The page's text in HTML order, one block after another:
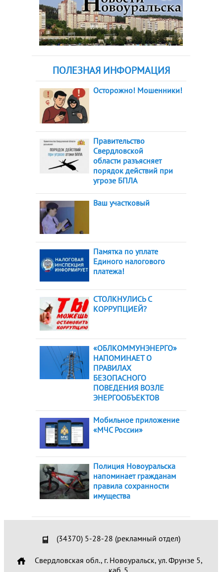
ПОЛЕЗНАЯ ИНФОРМАЦИЯ
Осторожно! Мошенники!
Правительство
Свердловской
области разъясняет
порядок действий при
угрозе БПЛА
Ваш участковый
Памятка по уплате
Единого налогового
платежа!
СТОЛКНУЛИСЬ С
КОРРУПЦИЕЙ?
«ОБЛКОММУНЭНЕРГО»
НАПОМИНАЕТ О
ПРАВИЛАХ
БЕЗОПАСНОГО
ПОВЕДЕНИЯ ВОЗЛЕ
ЭНЕРГООБЪЕКТОВ
Мобильное приложение
«МЧС России»
Полиция Новоуральска
напоминает гражданам
правила сохранности
имущества
(34370) 5-28-28 (рекламный отдел)
Свердловская обл., г. Новоуральск, ул. Фрунзе 5,
каб. 5